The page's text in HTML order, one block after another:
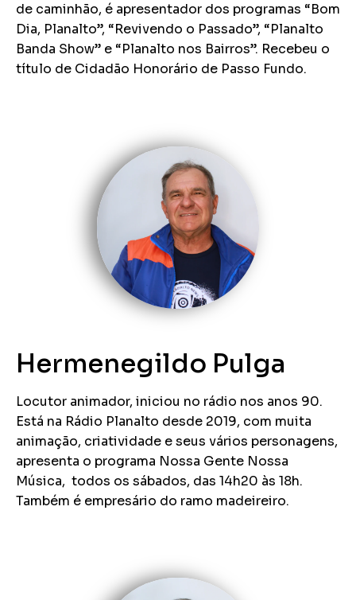
de caminhão, é apresentador dos programas “Bom
Dia, Planalto”, “Revivendo o Passado”, “Planalto
Banda Show” e “Planalto nos Bairros”. Recebeu o
título de Cidadão Honorário de Passo Fundo.
Hermenegildo Pulga
Locutor animador, iniciou no rádio nos anos 90.
Está na Rádio Planalto desde 2019, com muita
animação, criatividade e seus vários personagens,
apresenta o programa Nossa Gente Nossa
Música, todos os sábados, das 14h20 às 18h.
Também é empresário do ramo madeireiro.